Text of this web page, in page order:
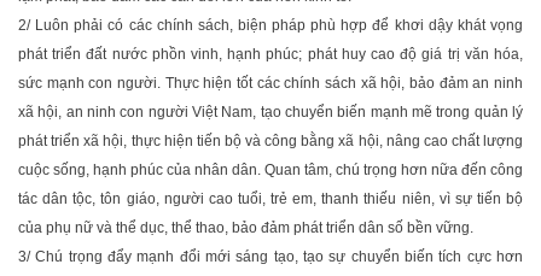
2/ Luôn phải có các chính sách, biện pháp phù hợp để khơi dậy khát vọng
phát triển đất nước phồn vinh, hạnh phúc; phát huy cao độ giá trị văn hóa,
sức mạnh con người. Thực hiện tốt các chính sách xã hội, bảo đảm an ninh
xã hội, an ninh con người Việt Nam, tạo chuyển biến mạnh mẽ trong quản lý
phát triển xã hội, thực hiện tiến bộ và công bằng xã hội, nâng cao chất lượng
cuộc sống, hạnh phúc của nhân dân. Quan tâm, chú trọng hơn nữa đến công
tác dân tộc, tôn giáo, người cao tuổi, trẻ em, thanh thiếu niên, vì sự tiến bộ
của phụ nữ và thể dục, thể thao, bảo đảm phát triển dân số bền vững.
3/ Chú trọng đẩy mạnh đổi mới sáng tạo, tạo sự chuyển biến tích cực hơn